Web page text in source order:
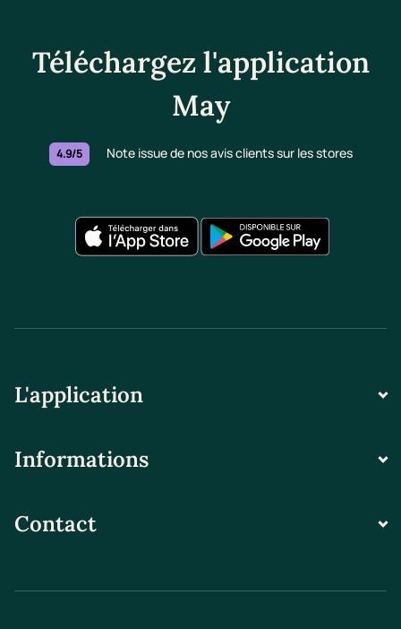
Téléchargez l'application
May
4.9/5 Note issue de nos avis clients sur les stores
L'application
Informations
Contact